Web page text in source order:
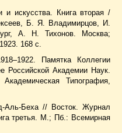
и искусства. Книга вторая /
Б. Я. Владимирцов, И.
А. Н. Тихонов. Москва;
168 с.
Памятка Коллегии
Российской Академии Наук.
Типография,
Аль-Беха // Восток. Журнал
третья. М.; Пб.: Всемирная